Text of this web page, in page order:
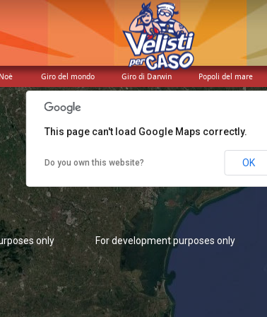
Giro del mondo Giro di Darwin Popoli del mare
only For development purposes only
only For development purposes only
This page can't load Google Maps correctly.
Do you own this website? OK